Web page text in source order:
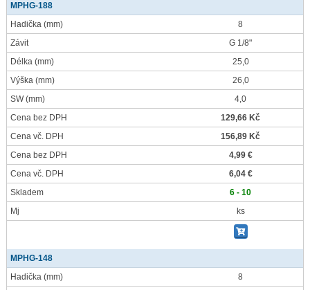
MPHG-188
Hadička (mm)
8
Závit
G 1/8"
Délka (mm)
25,0
Výška (mm)
26,0
SW(mm)
4,0
Cena bez DPH
129,66 Kč
Cena vč. DPH
156,89 Kč
Cena bez DPH
4,99 €
Cena vč. DPH
6,04 €
Skladem
6 - 10
Mj
ks
MPHG-148
Hadička (mm)
8